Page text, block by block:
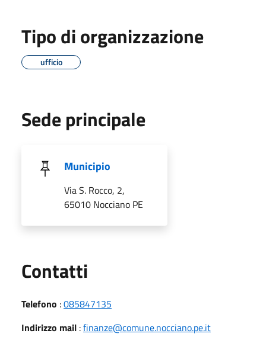
Tipo di organizzazione
ufficio
Sede principale
Municipio
Via S. Rocco, 2,
65010 Nocciano PE
Contatti
Telefono :085847135
Indirizzo mail :finanze@comune.nocciano.pe.it